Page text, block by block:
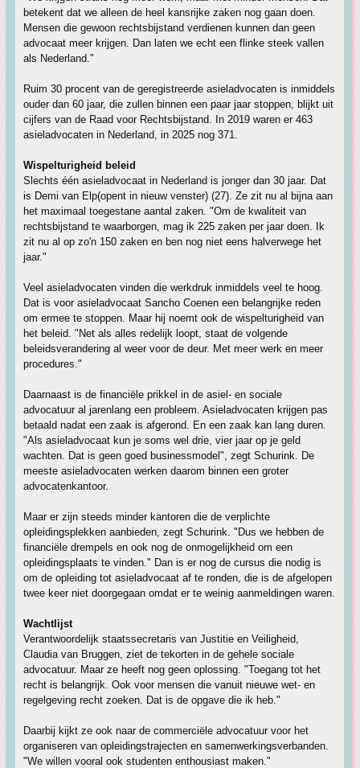
betekent dat we alleen de heel kansrijke zaken nog gaan doen.
Mensen die gewoon rechtsbijstand verdienen kunnen dan geen
advocaat meer krijgen. Dan laten we echt een flinke steek vallen
als Nederland."
Ruim 30 procent van de geregistreerde asieladvocaten is inmiddels
ouder dan 60 jaar, die zullen binnen een paar jaar stoppen, blijkt uit
cijfers van de Raad voor Rechtsbijstand. In 2019 waren er 463
asieladvocaten in Nederland, in 2025 nog 371.
Wispelturigheid beleid
Slechts één asieladvocaat in Nederland is jonger dan 30 jaar. Dat
is Demi van Elp(opent in nieuw venster) (27). Ze zit nu al bijna aan
het maximaal toegestane aantal zaken. "Om de kwaliteit van
rechtsbijstand te waarborgen, mag ik 225 zaken per jaar doen. Ik
zit nu al op zo'n 150 zaken en ben nog niet eens halverwege het
jaar."
Veel asieladvocaten vinden die werkdruk inmiddels veel te hoog.
Dat is voor asieladvocaat Sancho Coenen een belangrijke reden
om ermee te stoppen. Maar hij noemt ook de wispelturigheid van
het beleid. "Net als alles redelijk loopt, staat de volgende
beleidsverandering al weer voor de deur. Met meer werk en meer
procedures."
Daarnaast is de financiële prikkel in de asiel- en sociale
advocatuur al jarenlang een probleem. Asieladvocaten krijgen pas
betaald nadat een zaak is afgerond. En een zaak kan lang duren.
"Als asieladvocaat kun je soms wel drie, vier jaar op je geld
wachten. Dat is geen goed businessmodel", zegt Schurink. De
meeste asieladvocaten werken daarom binnen een groter
advocatenkantoor.
Maar er zijn steeds minder kantoren die de verplichte
opleidingsplekken aanbieden, zegt Schurink. "Dus we hebben de
financiële drempels en ook nog de onmogelijkheid om een
opleidingsplaats te vinden." Dan is er nog de cursus die nodig is
om de opleiding tot asieladvocaat af te ronden, die is de afgelopen
twee keer niet doorgegaan omdat er te weinig aanmeldingen waren.
Wachtlijst
Verantwoordelijk staatssecretaris van Justitie en Veiligheid,
Claudia van Bruggen, ziet de tekorten in de gehele sociale
advocatuur. Maar ze heeft nog geen oplossing. "Toegang tot het
recht is belangrijk. Ook voor mensen die vanuit nieuwe wet- en
regelgeving recht zoeken. Dat is de opgave die ik heb."
Daarbij kijkt ze ook naar de commerciële advocatuur voor het
organiseren van opleidingstrajecten en samenwerkingsverbanden.
"We willen vooral ook studenten enthousiast maken."